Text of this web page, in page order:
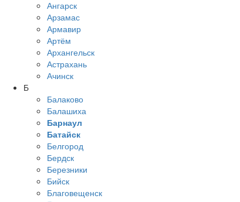
Ангарск
Арзамас
Армавир
Артём
Архангельск
Астрахань
Ачинск
Б
Балаково
Балашиха
Барнаул
Батайск
Белгород
Бердск
Березники
Бийск
Благовещенск